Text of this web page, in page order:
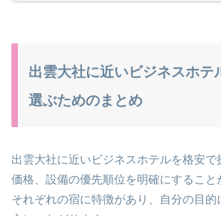
出雲大社に近いビジネスホテ
選ぶためのまとめ
出雲大社に近いビジネスホテルを格安で
価格、設備の優先順位を明確にすること
それぞれの宿に特徴があり、自分の目的